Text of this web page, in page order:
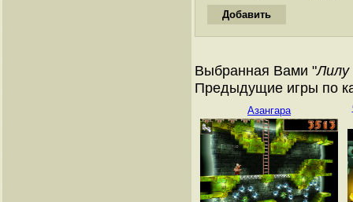
Выбранная Вами "
Предыдущие игры по
Азангара